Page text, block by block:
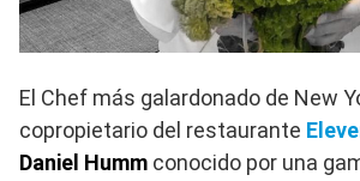
El Chef más galardonado de New
copropietario del restaurante
Daniel Humm conocido por una